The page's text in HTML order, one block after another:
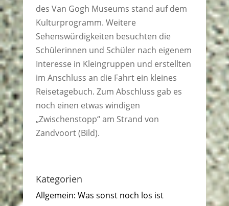
des Van Gogh Museums stand auf dem
Kulturprogramm. Weitere
Sehenswürdigkeiten besuchten die
Schülerinnen und Schüler nach eigenem
Interesse in Kleingruppen und erstellten
im Anschluss an die Fahrt ein kleines
Reisetagebuch. Zum Abschluss gab es
noch einen etwas windigen
„Zwischenstopp“ am Strand von
Zandvoort (Bild).
Kategorien
Allgemein: Was sonst noch los ist